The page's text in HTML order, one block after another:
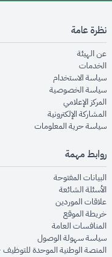
نظرة عامة
عن الهيئةopens in new window
الخدماتopens in new window
سياسة الاستخدام
سياسة الخصوصيةnew window
المركز الإعلاميin new window
المشاركة الإلكترونيةnew window
سياسة حرية المعلوماتwindow
روابط مهمة
البيانات المفتوحةnew window
الأسئلة الشائعةin new window
علاقات الموردينin new window
خريطة الموقعin new window
المنافسات العامةnew window
سياسة سهولة الوصولwindow
المنصة الوطنية الموحدة